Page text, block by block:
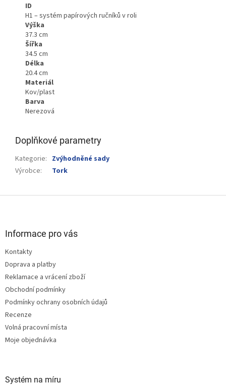
ID
H1 – systém papírových ručníků v roli
Výška
37.3 cm
Šířka
34.5 cm
Délka
20.4 cm
Materiál
Kov/plast
Barva
Nerezová
Doplňkové parametry
Kategorie: Zvýhodněné sady
Výrobce: Tork
Informace pro vás
Kontakty
Doprava a platby
Reklamace a vrácení zboží
Obchodní podmínky
Podmínky ochrany osobních údajů
Recenze
Volná pracovní místa
Moje objednávka
Systém na míru